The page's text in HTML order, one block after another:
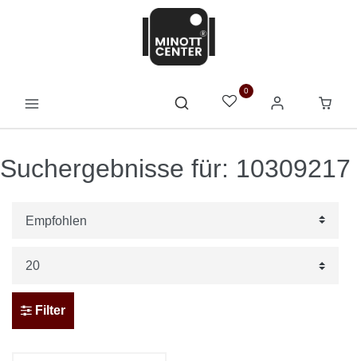
0
Suchergebnisse für: 10309217
Filter